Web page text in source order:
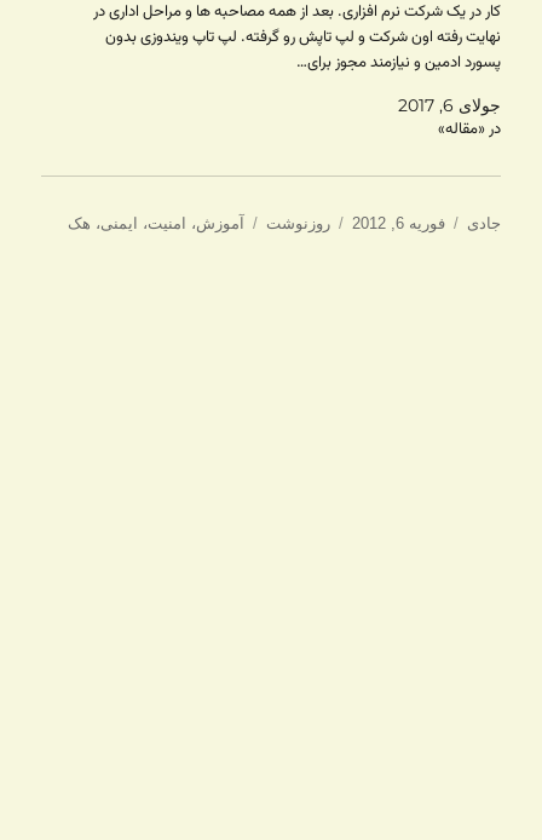
کار در یک شرکت نرم افزاری. بعد از همه مصاحبه ها و مراحل اداری در
نهایت رفته اون شرکت و لپ تاپش رو گرفته. لپ تاپ ویندوزی بدون
پسورد ادمین و نیازمند مجوز برای…
جولای 6, 2017
در «مقاله»
نویسنده
جادی
ارسال
فوریه 6, 2012 دسته‌ها
روزنوشت برچسب‌ها
آموزش، امنیت، ایمنی، هک